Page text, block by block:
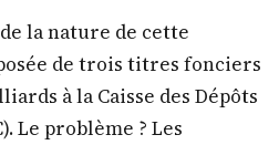
la nature de cette
de trois titres fonciers
à la Caisse des Dépôts
Le problème ? Les